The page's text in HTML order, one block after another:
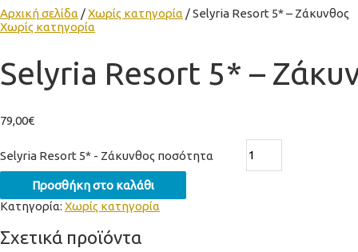
Αρχική σελίδα /Χωρίς κατηγορία / Selyria Resort 5* – Ζάκυνθος
Χωρίς κατηγορία
Selyria Resort 5* –
79,00€
Selyria Resort 5* - Ζάκυνθος ποσότητα
Προσθήκη στο καλάθι
Κατηγορία: Χωρίς κατηγορία
Σχετικά προϊόντα